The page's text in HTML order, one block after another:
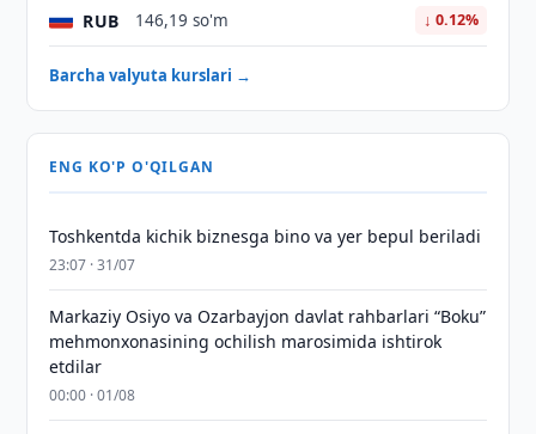
RUB 146,19 so'm ↓ 0.12%
Barcha valyuta kurslari →
ENG KO'P O'QILGAN
Toshkentda kichik biznesga bino va yer bepul beriladi
23:07 · 31/07
Markaziy Osiyo va Ozarbayjon davlat rahbarlari “Boku”
mehmonxonasining ochilish marosimida ishtirok
etdilar
00:00 · 01/08